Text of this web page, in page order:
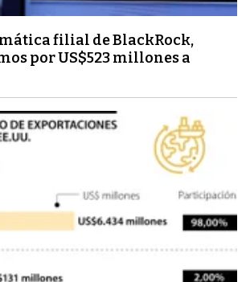
filial de BlackRock,
por US$523 millones a